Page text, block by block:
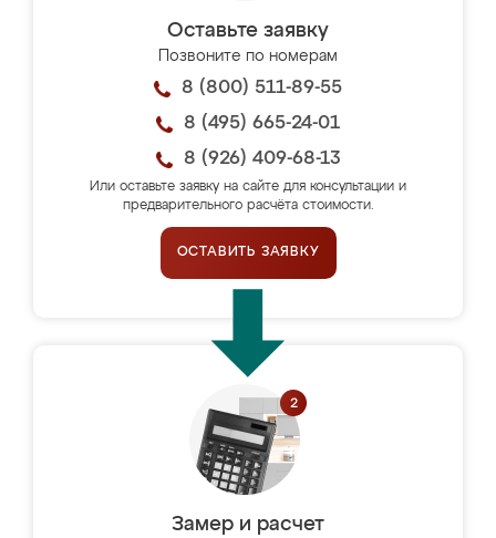
Оставьте заявку
Позвоните по номерам
8 (800) 511-89-55
8 (495) 665-24-01
8 (926) 409-68-13
Или оставьте заявку на сайте для консультации и
предварительного расчёта стоимости.
ОСТАВИТЬ ЗАЯВКУ
Замер и расчет